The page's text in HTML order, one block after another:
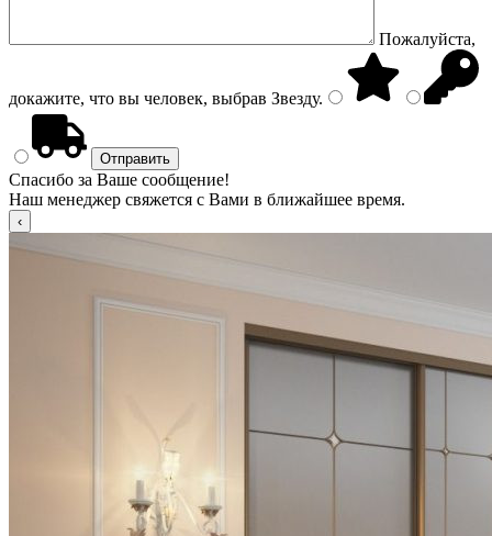
Пожалуйста,
докажите, что вы человек, выбрав Звезду.
Спасибо за Ваше сообщение!
Наш менеджер свяжется с Вами в ближайшее время.